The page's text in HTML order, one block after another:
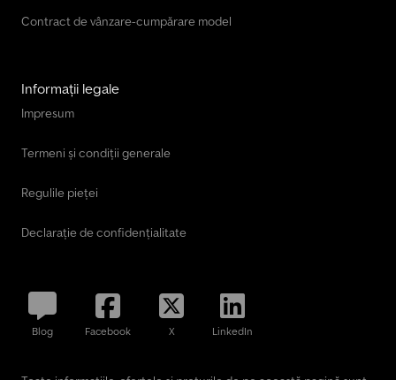
Contract de vânzare-cumpărare model
Informații legale
Impresum
Termeni și condiții generale
Regulile pieței
Declarație de confidențialitate
Blog Facebook X LinkedIn